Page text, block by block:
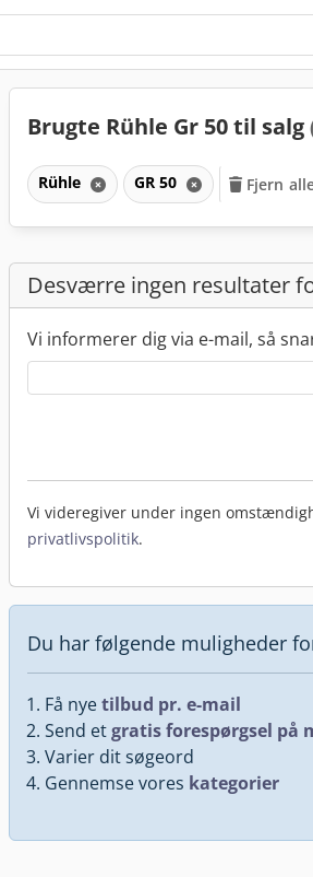
Brugte Rühle Gr 50 til salg
Rühle GR 50 Fjern
Desværre ingen resultater
Vi informerer dig via e-mail, så
Vi videregiver under ingen
privatlivspolitik.
Du har følgende muligheder
Få nyetilbud pr. e-mail
Send etgratis forespørgsel på
Varier dit søgeord
Gennemse vores kategorier